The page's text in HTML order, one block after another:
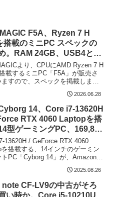
F5A、Ryzen 7 H
搭載のミニPC スペックの
。RAM 24GB、USB4と
を装備し、512GBモデル
千円
より、CPUにAMD Ryzen 7 H
載するミニPC「F5A」が販売さ
すので、スペックを掲載しま
ポートを搭載し、外付けグラボ
どの拡張性の高い...
2026.06.28
14、Core i7-13620H
RTX 4060 Laptopを搭
型ゲーミングPC、169,800
イムセール中
13620H / GeForce RTX 4060
を搭載する、14インチのゲーミン
トPC「Cyborg 14」が、Amazonに
円でタイムセール中です
年8月26日現在）。14イ...2025.08.26
note CF-LV9の中古がそろ
い時か。Core i5-10210U